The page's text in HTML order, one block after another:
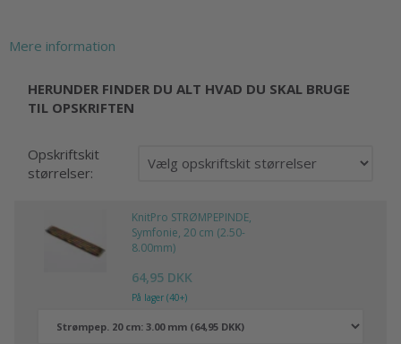
Mere information
HERUNDER FINDER DU ALT HVAD DU SKAL BRUGE
TIL OPSKRIFTEN
Opskriftskit
størrelser:
KnitPro STRØMPEPINDE,
Symfonie, 20 cm (2.50-
8.00mm)
64,95 DKK
På lager (40+)